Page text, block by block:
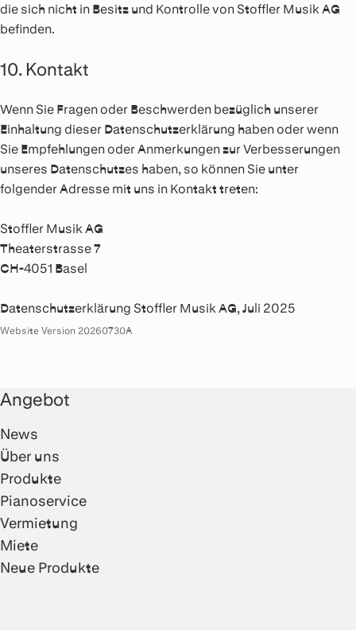
die sich nicht in Besitz und Kontrolle von Stoffler Musik AG
befinden.
10. Kontakt
Wenn Sie Fragen oder Beschwerden bezüglich unserer
Einhaltung dieser Datenschutzerklärung haben oder wenn
Sie Empfehlungen oder Anmerkungen zur Verbesserungen
unseres Datenschutzes haben, so können Sie unter
folgender Adresse mit uns in Kontakt treten:
Stoffler Musik AG
Theaterstrasse 7
CH-4051 Basel
Datenschutzerklärung Stoffler Musik AG, Juli 2025
Website Version 20260730A
Angebot
News
Über uns
Produkte
Pianoservice
Vermietung
Miete
Neue Produkte